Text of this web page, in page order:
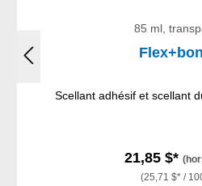
85 ml,
Scellant adhésif et scellant
21,85 $*
(25,71 $* /